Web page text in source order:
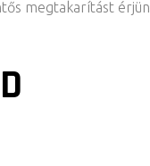
megtakarítást